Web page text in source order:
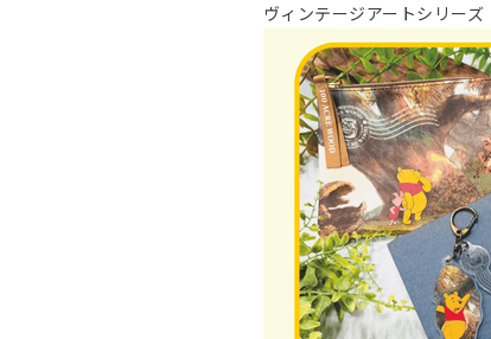
ヴィンテージアートシリーズ